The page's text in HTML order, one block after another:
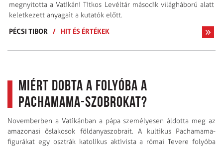
megnyitotta a Vatikáni Titkos Levéltár második világháború alatt
keletkezett anyagait a kutatók előtt.
PÉCSI TIBOR
/ HIT ÉS ÉRTÉKEK
Miért dobta a folyóba a
Pachamama-szobrokat?
Novemberben a Vatikánban a pápa személyesen áldotta meg az
amazonasi őslakosok földanyaszobrait. A kultikus Pachamama-
figurákat egy osztrák katolikus aktivista a római Tevere folyóba